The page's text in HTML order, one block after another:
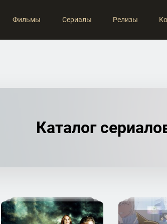
Фильмы Сериалы Релизы
Каталог